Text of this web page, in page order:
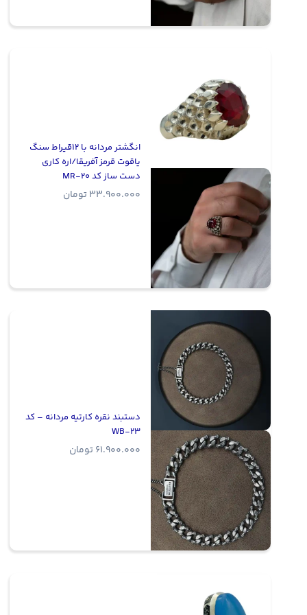
انگشتر مردانه با 12قیراط سنگ
یاقوت قرمز آفریقا/اره کاری
دست ساز کد MR-20
33.900.000 تومان
دستبند نقره کارتیه مردانه – کد
WB-23
61.900.000 تومان